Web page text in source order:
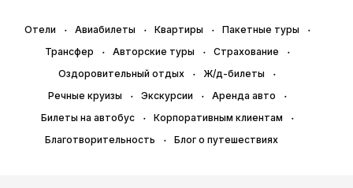
Отели Авиабилеты Квартиры
Пакетные туры
Трансфер
Авторские туры
Страхование
Оздоровительный отдых
Ж/д-билеты
Речные круизы
Экскурсии
Аренда авто
Билеты на автобус
Корпоративным клиентам
Благотворительность
Блог о путешествиях